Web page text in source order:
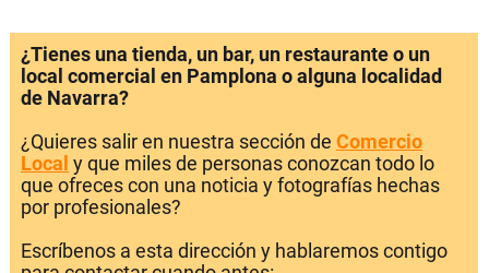
¿Tienes una tienda, un bar, un restaurante o un
local comercial en Pamplona o alguna localidad
de Navarra?
¿Quieres salir en nuestra sección de Comercio
Local y que miles de personas conozcan todo lo
que ofreces con una noticia y fotografías hechas
por profesionales?
Escríbenos a esta dirección y hablaremos contigo